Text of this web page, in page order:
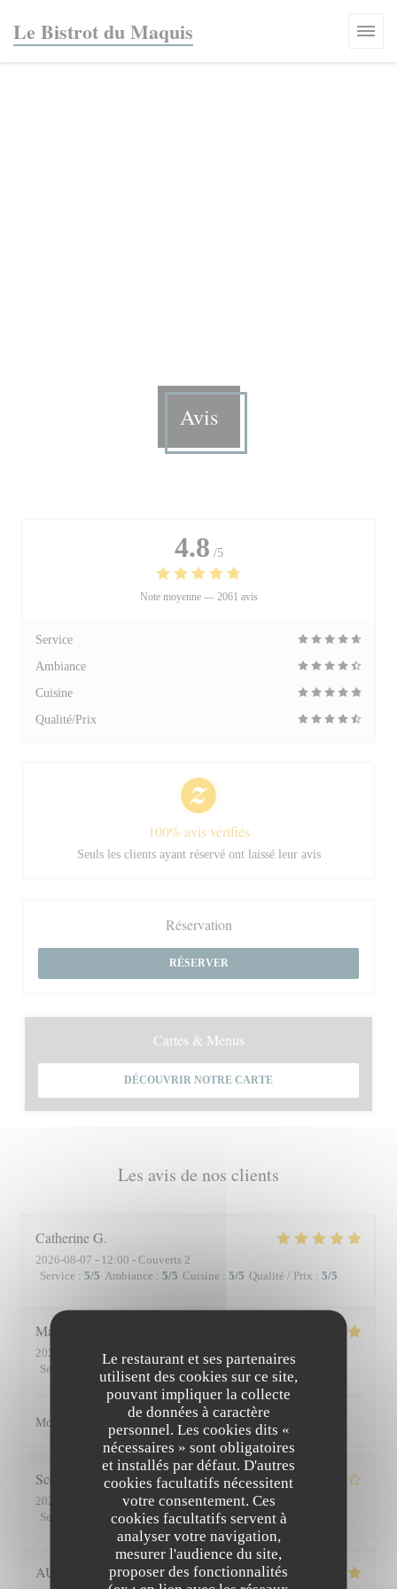
Le restaurant et ses partenaires
utilisent des cookies sur ce site,
pouvant impliquer la collecte
de données à caractère
personnel. Les cookies dits «
nécessaires » sont obligatoires
et installés par défaut. D'autres
cookies facultatifs nécessitent
votre consentement. Ces
cookies facultatifs servent à
analyser votre navigation,
mesurer l'audience du site,
proposer des fonctionnalités
Le Bistrot du Maquis
Avis
Les avis de nos clients
CatherineG
2026-08-07 - 12:00 - Couverts 2
Service : 5/5 Ambiance : 5/5 Cuisine : 5/5 Qualité / Prix : 5/5
Matthieu
2026-08-01
- 19:30 - Couverts 2
Service
Ambiance : Cuisine 5 Qualité / Prix
Moment superbe, du service à l’assiette !
Scott
2026-07-30
- 19:45 - Couverts 3
Service
Ambiance: 3/5 Cuisine: 4/5 Qualité / Prix
AUDE
4.8 /5
Note moyenne — 2061 avis
Service
Ambiance
Cuisine
Qualité/Prix
100% avis vérifiés
Seuls les clients ayant réservé ont laissé leur avis
Réservation
RÉSERVER
Cartes & Menus
DÉCOUVRIR NOTRE CARTE